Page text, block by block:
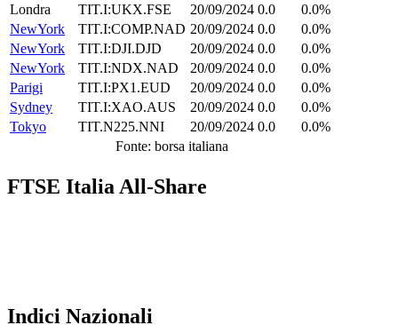
Londra
TIT.I:UKX.FSE 20/09/2024 0.0
0.0%
NewYork
TIT.I:COMP.NAD 20/09/2024 0.0
0.0%
NewYork
TIT.I:DJI.DJD 20/09/2024 0.0
0.0%
NewYork
TIT.I:NDX.NAD 20/09/2024 0.0
0.0%
Parigi
TIT.I:PX1.EUD 20/09/2024 0.0
0.0%
Sydney
TIT.I:XAO.AUS 20/09/2024 0.0
0.0%
Tokyo
TIT.N225.NNI 20/09/2024 0.0
0.0%
Fonte: borsa italiana
FTSE Italia All-Share
Indici Nazionali